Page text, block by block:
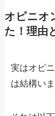
オピニオ
た！理由
実はオピ
は結構いま